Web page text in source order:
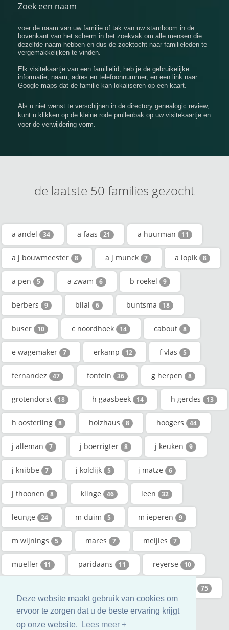
Deze website maakt gebruik van cookies om
ervoor te zorgen dat u de beste ervaring krijgt
op onze website.
Lees meer +
Zoek een naam
voer de naam van uw familie of tak van uw stamboom in de
bovenkant van het scherm in het zoekvak om alle mensen die
dezelfde naam hebben en dus de zoektocht naar familieleden te
vergemakkelijken te vinden.
Elk visitekaartje van een familielid, heb je de gebruikelijke
informatie, naam, adres en telefoonnummer, en een link naar
Google maps dat de familie kan lokaliseren op een kaart.
Als u niet wenst te verschijnen in de directory genealogic.review,
kunt u klikken op de kleine rode prullenbak op uw visitekaartje en
voer de verwijdering vorm.
de laatste 50 families gezocht
a andel 34 a faas 21 a huurman 11
a j bouwmeester 8 a j munck 7 a lopik 8
a pen 5 a zwam 6 b roekel 9
berbers 9 bilal 6 buntsma 18
buser 10 c noordhoek 14 cabout 8
e wagemaker 7 erkamp 12 f vlas 5
fernandez 47 fontein 36 g herpen 8
grotendorst 18 h gaasbeek 14 h gerdes 13
h oosterling 8 holzhaus 8 hoogers 44
j alleman 7 j boerrigter 8 j keuken 9
j knibbe 7 j koldijk 5 j matze 6
j thoonen 8 klinge 46 leen 32
leunge 24 m duim 5 m ieperen 9
m wijnings 5 mares 7 meijles 7
mueller 11 paridaans 11 reyerse 10
75
vinjé 8